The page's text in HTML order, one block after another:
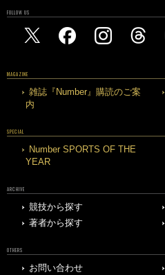
FOLLOW US
MAGAZINE
雑誌『Number』購読のご案
内
SPECIAL
Number SPORTS OF THE
YEAR
ARCHIVE
競技から探す
著者から探す
OTHERS
お問い合わせ